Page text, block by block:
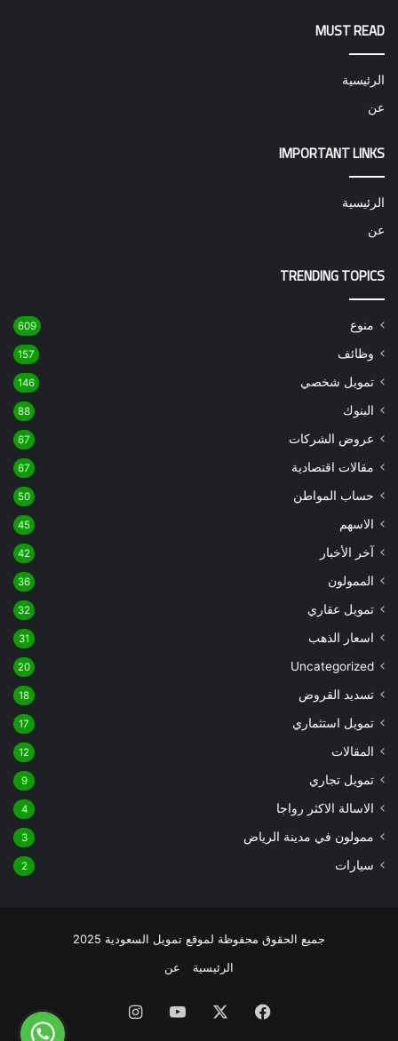
MUST READ
الرئيسية
عن
IMPORTANT LINKS
الرئيسية
عن
TRENDING TOPICS
منوع 609
وظائف 157
تمويل شخصي 146
البنوك 88
عروض الشركات 67
مقالات اقتصادية 67
حساب المواطن 50
الاسهم 45
آخر الأخبار 42
الممولون 36
تمويل عقاري 32
اسعار الذهب 31
Uncategorized
20
تسديد القروض 18
تمويل استثماري 17
المقالات 12
تمويل تجاري 9
الاسالة الاكثر رواجا 4
ممولون في مدينة الرياض 3
سيارات 2
جميع الحقوق محفوظة لموقع تمويل السعودية 2025
الرئيسية
عن
فيسبوك ‫YouTube